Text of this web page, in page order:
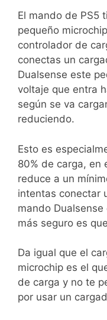
El mando de PS5
pequeño
controlador de
conectas un
Dualsense este
voltaje que entra
según se va
reduciendo.
Esto es
80% de carga, en
reduce a un
intentas conectar
mando
más seguro es
Da igual que el
microchip es el
de carga y no te
por usar un